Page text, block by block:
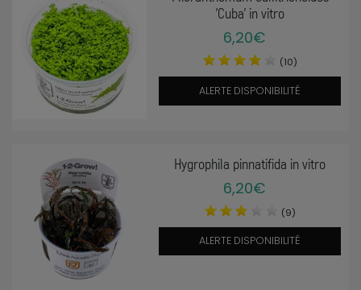
'Cuba' in vitro
6,20€
(10)
ALERTE DISPONIBILITÉ
Hygrophila pinnatifida in vitro
6,20€
(9)
ALERTE DISPONIBILITÉ